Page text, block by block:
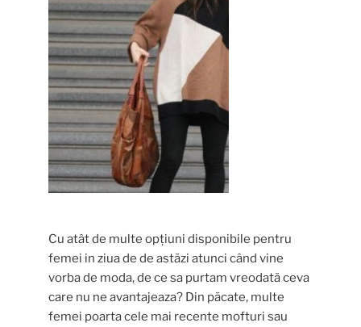
Cu atât de multe opțiuni disponibile pentru
femei in ziua de de astăzi atunci când vine
vorba de moda, de ce sa purtam vreodată ceva
care nu ne avantajeaza? Din păcate, multe
femei poarta cele mai recente mofturi sau